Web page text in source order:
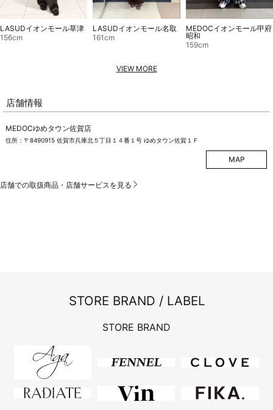
LASUDイオンモール草津
156cm
LASUDイオンモール名取
161cm
MEDOCイオンモール甲府
昭和
159cm
VIEW MORE
店舗情報
MEDOCゆめタウン佐賀店
住所：〒8490915 佐賀市兵庫北５丁目１４番１号 ゆめタウン佐賀１Ｆ
MAP
店舗での取扱商品・店舗サービスを見る
STORE BRAND / LABEL
STORE BRAND